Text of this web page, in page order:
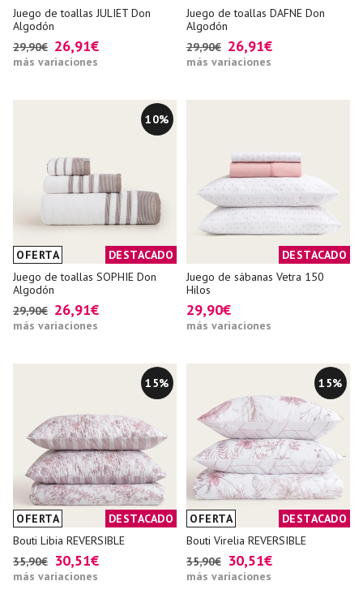
Juego de toallas JULIET Don
Algodón
29,90€ 26,91€
más variaciones
Juego de toallas DAFNE Don
Algodón
29,90€ 26,91€
más variaciones
10%
OFERTA
DESTACADO
Juego de toallas SOPHIE Don
Algodón
29,90€ 26,91€
más variaciones
DESTACADO
Juego de sábanas Vetra 150
Hilos
29,90€
más variaciones
15%
OFERTA
DESTACADO
Bouti Libia REVERSIBLE
35,90€ 30,51€
más variaciones
15%
OFERTA
DESTACADO
Bouti Virelia REVERSIBLE
35,90€ 30,51€
más variaciones